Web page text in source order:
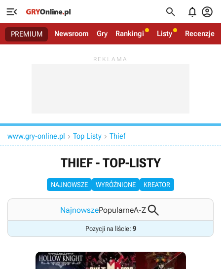
   
PREMIUM Newsroom Gry Rankingi Listy Recenzje
www.gry-online.pl  Top Listy  Thief
THIEF - TOP-LISTY
NAJNOWSZE WYRÓŻNIONE KREATOR
NajnowszePopularneA-Z
Pozycji na liście: 9